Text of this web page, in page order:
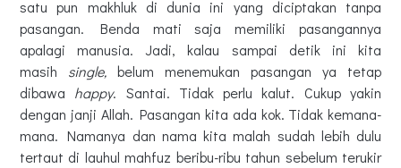
satu pun makhluk di dunia ini yang diciptakan tanpa
pasangan. Benda mati saja memiliki pasangannya
apalagi manusia. Jadi, kalau sampai detik ini kita
masih single, belum menemukan pasangan ya tetap
dibawa happy. Santai. Tidak perlu kalut. Cukup yakin
dengan janji Allah. Pasangan kita ada kok. Tidak kemana-
mana. Namanya dan nama kita malah sudah lebih dulu
tertaut di lauhul mahfuz beribu-ribu tahun sebelum terukir